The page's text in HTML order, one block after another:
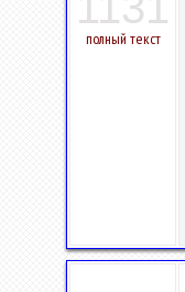
полный текст